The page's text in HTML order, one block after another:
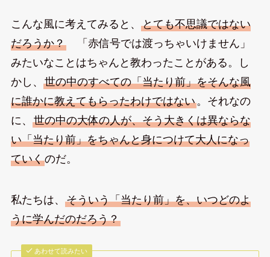
こんな風に考えてみると、 とても不思議ではない
だろうか？「赤信号では渡っちゃいけません」
みたいなことはちゃんと教わったことがある。し
かし、 世の中のすべての「当たり前」をそんな風
に誰かに教えてもらったわけではない。それなの
に、 世の中の大体の人が、そう大きくは異ならな
い「当たり前」をちゃんと身につけて大人になっ
ていくのだ。
私たちは、 そういう「当たり前」を、いつどのよ
うに学んだのだろう？
あわせて読みたい